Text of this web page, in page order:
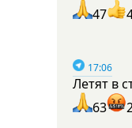
47
17:06
Летят в
63